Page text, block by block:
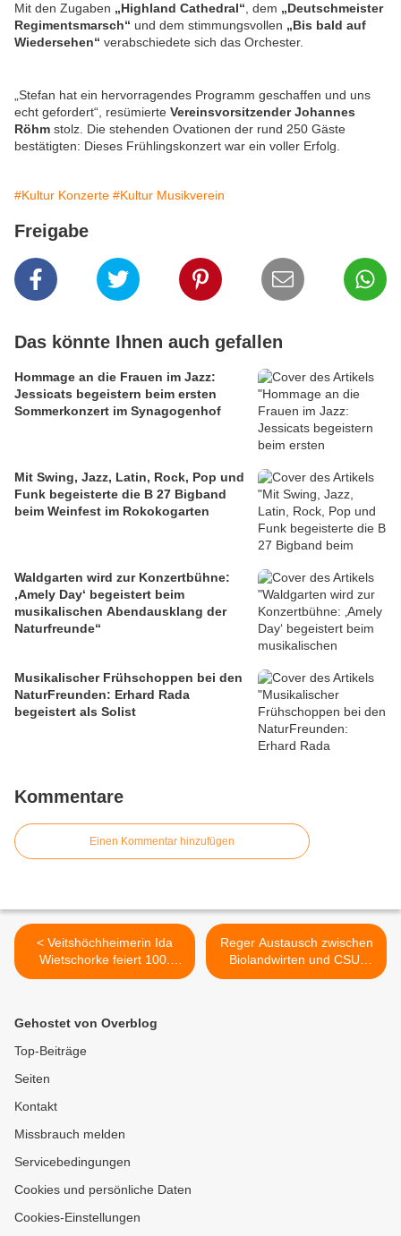
Mit den Zugaben „Highland Cathedral“ , dem „Deutschmeister
Regimentsmarsch“ und dem stimmungsvollen „Bis bald auf
Wiedersehen“ verabschiedete sich das Orchester.
„Stefan hat ein hervorragendes Programm geschaffen und uns
echt gefordert“, resümierte Vereinsvorsitzender Johannes
Röhm stolz. Die stehenden Ovationen der rund 250 Gäste
bestätigten: Dieses Frühlingskonzert war ein voller Erfolg.
#Kultur Konzerte #Kultur Musikverein
Freigabe
Das könnte Ihnen auch gefallen
Hommage an die Frauen im Jazz:
Jessicats begeistern beim ersten
Sommerkonzert im Synagogenhof
Mit Swing, Jazz, Latin, Rock, Pop und
Funk begeisterte die B 27 Bigband
beim Weinfest im Rokokogarten
Waldgarten wird zur Konzertbühne:
‚Amely Day‘ begeistert beim
musikalischen Abendausklang der
Naturfreunde“
Musikalischer Frühschoppen bei den
NaturFreunden: Erhard Rada
begeistert als Solist
Kommentare
Einen Kommentar hinzufügen
< Veitshöchheimerin Ida
Wietschorke feiert 100.
Geburtstag: Vital, geistig fit
Reger Austausch zwischen
Biolandwirten und CSU-
Landtagsabgeordneten am
Gehostet von Overblog
Top-Beiträge
Seiten
Kontakt
Missbrauch melden
Servicebedingungen
Cookies und persönliche Daten
Cookies-Einstellungen